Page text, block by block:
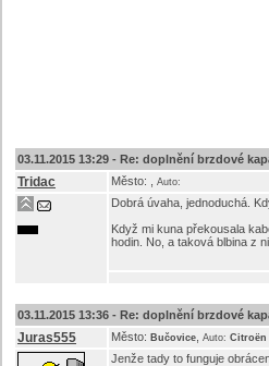
03.11.2015 13:29 - Re: doplnění brzdové
Tridac Město: Auto:
Dobrá úvaha, jednoduchá.
Když mi kuna překousala
hodin. No, a taková blbina z
03.11.2015 13:36 - Re: doplnění brzdové
Juras555 Město: Bučovice Auto: Citroën
Jenže tady to funguje